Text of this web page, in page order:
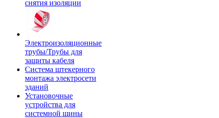
снятия изоляции
Электроизоляционные
трубы/Трубы для
защиты кабеля
Система штекерного
монтажа электросети
зданий
Установочные
устройства для
системной шины